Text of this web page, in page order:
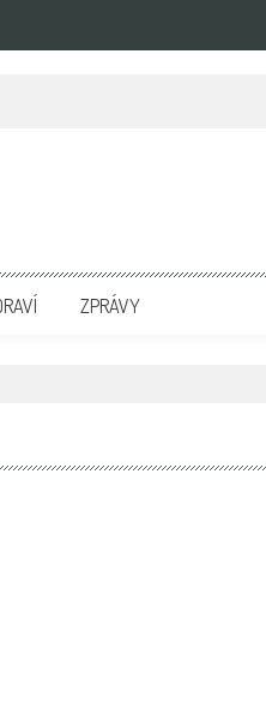
portálech. Press Media. Kde
ZPRÁVY